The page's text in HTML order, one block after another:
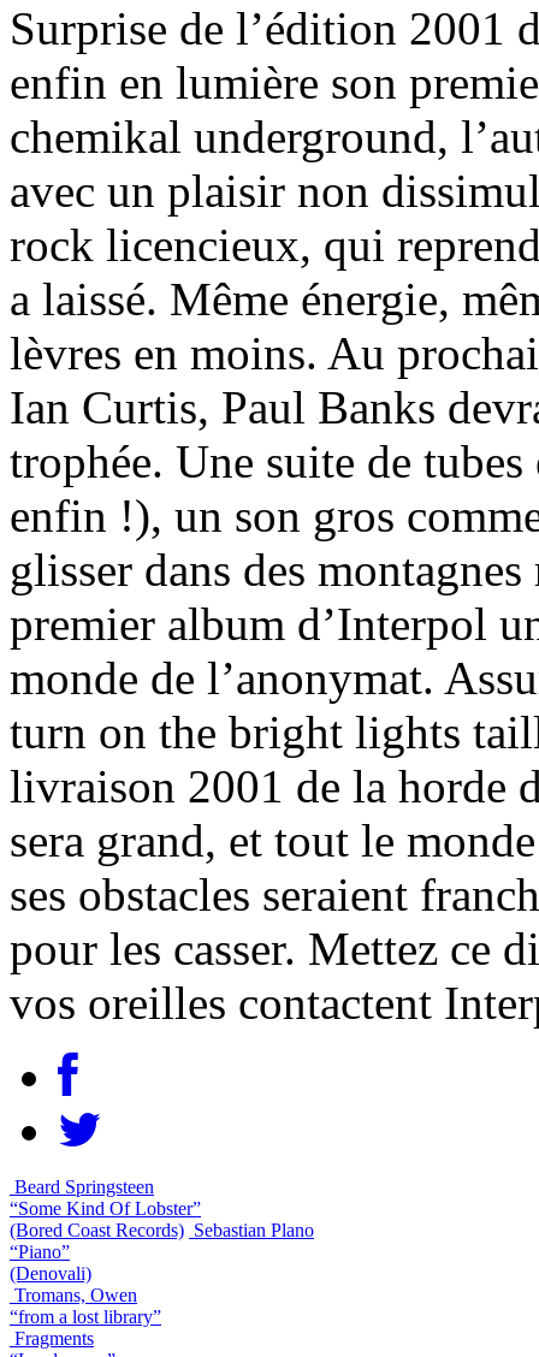
Surprise de l’édition 2001
enfin en lumière son
chemikal underground,
avec un plaisir non
rock licencieux, qui
a laissé. Même énergie,
lèvres en moins. Au
Ian Curtis, Paul Banks
trophée. Une suite de
enfin !), un son gros
glisser dans des
premier album d’Interpol
monde de l’anonymat.
turn on the bright lights
livraison 2001 de la horde
sera grand, et tout le
ses obstacles seraient
pour les casser. Mettez ce
vos oreilles contactent
Beard Springsteen
“Some Kind Of Lobster”
(Bored Coast Records) Sebastian Plano
“Piano”
(Denovali)
Tromans, Owen
“from a lost library”
Fragments